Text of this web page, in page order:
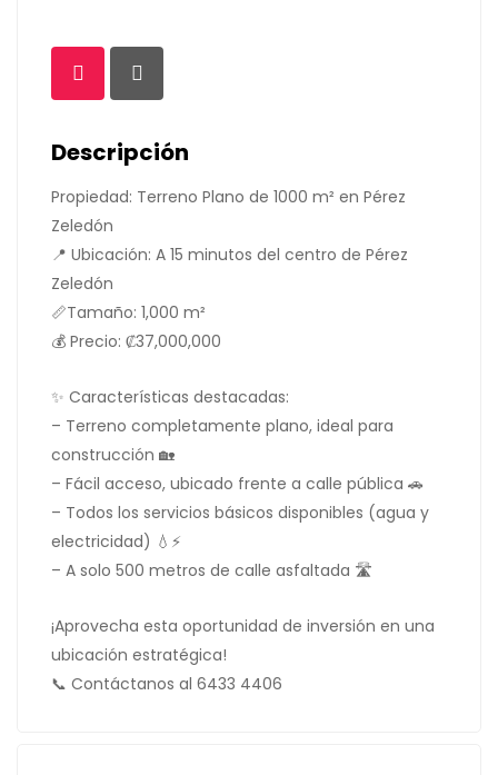
Descripción
Propiedad: Terreno Plano de 1000 m² en Pérez
Zeledón
📍 Ubicación: A 15 minutos del centro de Pérez
Zeledón
📏Tamaño: 1,000 m²
💰 Precio: ₡37,000,000
✨ Características destacadas:
– Terreno completamente plano, ideal para
construcción 🏡
– Fácil acceso, ubicado frente a calle pública 🚗
– Todos los servicios básicos disponibles (agua y
electricidad) 💧⚡
– A solo 500 metros de calle asfaltada 🛣️
¡Aprovecha esta oportunidad de inversión en una
ubicación estratégica!
📞 Contáctanos al 6433 4406